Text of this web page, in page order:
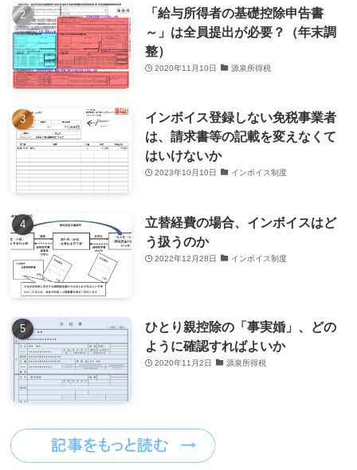
「給与所得者の基礎控除申告書
～」は全員提出が必要？（年末調
整）
2020年11月10日 源泉所得税
インボイス登録しない免税事業者
は、請求書等の記載を変えなくて
はいけないか
2023年10月10日 インボイス制度
立替経費の場合、インボイスはど
う扱うのか
2022年12月28日 インボイス制度
ひとり親控除の「事実婚」、どの
ように確認すればよいか
2020年11月2日 源泉所得税